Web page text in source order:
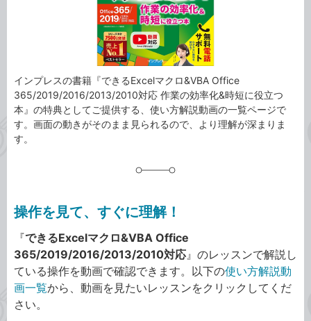
インプレスの書籍『できるExcelマクロ&VBA Office
365/2019/2016/2013/2010対応 作業の効率化&時短に役立つ
本』の特典としてご提供する、使い方解説動画の一覧ページで
す。画面の動きがそのまま見られるので、より理解が深まりま
す。
操作を見て、すぐに理解！
『できるExcelマクロ&VBA Office
365/2019/2016/2013/2010対応』のレッスンで解説し
ている操作を動画で確認できます。以下の使い方解説動
画一覧から、動画を見たいレッスンをクリックしてくだ
さい。